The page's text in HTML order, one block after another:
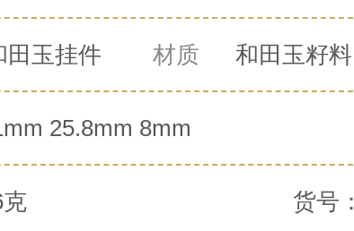
玉挂件 材质 和田玉籽料
25.8mm 8mm
货号：